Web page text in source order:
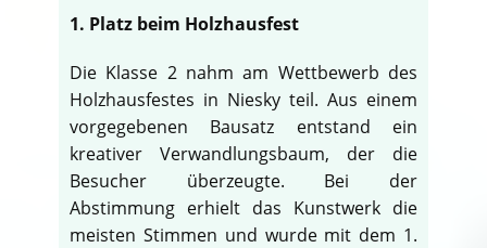
1. Platz beim Holzhausfest
Die Klasse 2 nahm am Wettbewerb des
Holzhausfestes in Niesky teil. Aus einem
vorgegebenen Bausatz entstand ein
kreativer Verwandlungsbaum, der die
Besucher überzeugte. Bei der
Abstimmung erhielt das Kunstwerk die
meisten Stimmen und wurde mit dem 1.